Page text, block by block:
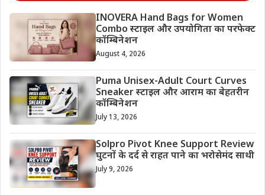
INOVERA Hand Bags for Women
Combo स्टाइल और उपयोगिता का परफेक्ट
कॉम्बिनेशन
August 4, 2026
Puma Unisex-Adult Court Curves
Sneaker स्टाइल और आराम का बेहतरीन
कॉम्बिनेशन
July 13, 2026
Solpro Pivot Knee Support Review
घुटनों के दर्द से राहत पाने का भरोसेमंद साथी
July 9, 2026